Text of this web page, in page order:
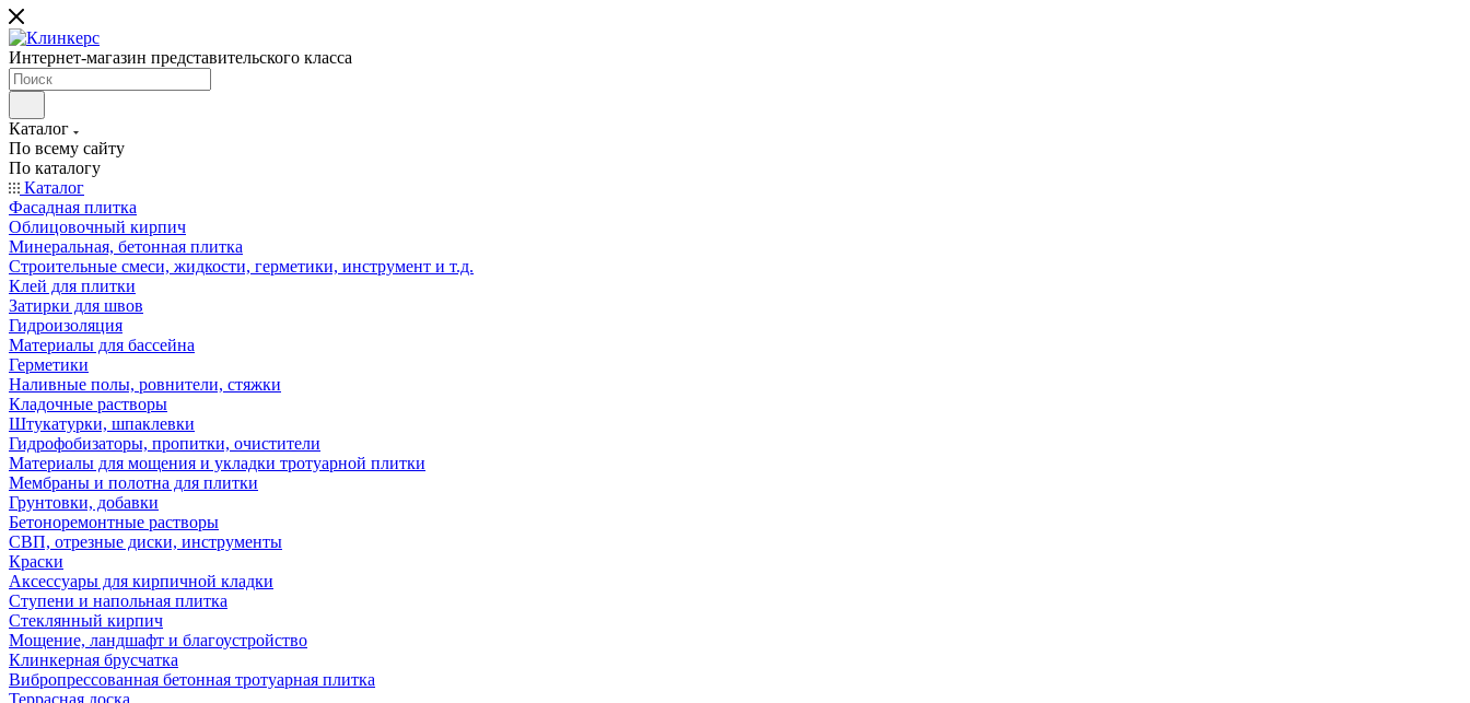
Интернет-магазин представительского класса
Каталог
По всему сайту
По каталогу
Каталог
Фасадная плитка
Облицовочный кирпич
Минеральная, бетонная плитка
Строительные смеси, жидкости, герметики, инструмент и т.д.
Клей для плитки
Затирки для швов
Гидроизоляция
Материалы для бассейна
Герметики
Наливные полы, ровнители, стяжки
Кладочные растворы
Штукатурки, шпаклевки
Гидрофобизаторы, пропитки, очистители
Материалы для мощения и укладки тротуарной плитки
Мембраны и полотна для плитки
Грунтовки, добавки
Бетоноремонтные растворы
СВП, отрезные диски, инструменты
Краски
Аксессуары для кирпичной кладки
Ступени и напольная плитка
Cтеклянный кирпич
Мощение, ландшафт и благоустройство
Клинкерная брусчатка
Вибропрессованная бетонная тротуарная плитка
Террасная доска